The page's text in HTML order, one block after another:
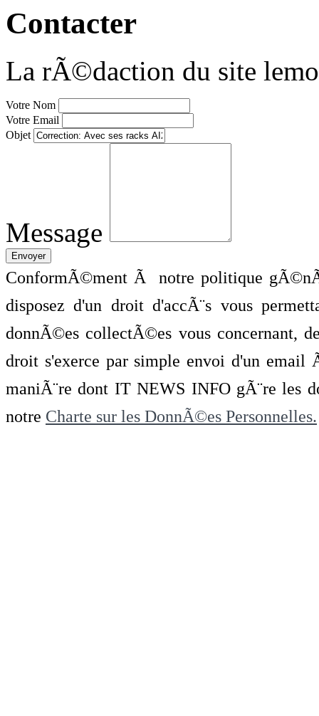
Contacter
La rÃ©daction du site
Votre Nom
Votre Email
Objet
Message
ConformÃ©ment Ã notre politique
disposez d'un droit d'accÃ¨s vous
donnÃ©es collectÃ©es vous concernant,
droit s'exerce par simple envoi d'un
maniÃ¨re dont IT NEWS INFO gÃ¨re les
notre Charte sur les DonnÃ©es Personnelles.